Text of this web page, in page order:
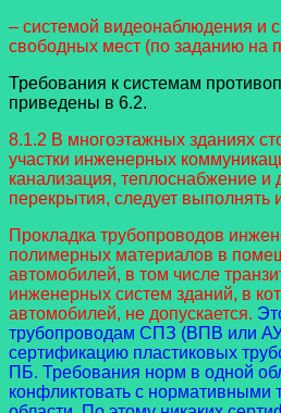
– системой видеонаблюдения и
свободных мест (по заданию на
Требования к системам
приведены в 6.2.
8.1.2 В многоэтажных зданиях
участки инженерных
канализация, теплоснабжение и
перекрытия, следует выполнять
Прокладка трубопроводов
полимерных материалов в
автомобилей, в том числе
инженерных систем зданий, в
автомобилей, не допускается.
трубопроводам СПЗ (ВПВ или
сертификацию пластиковых
ПБ. Требования норм в одной
конфликтовать с нормативными